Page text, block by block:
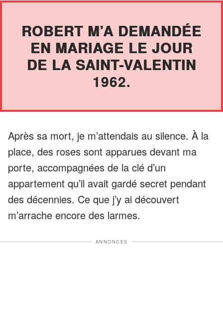
ROBERT M’A DEMANDÉE
EN MARIAGE LE JOUR
DE LA SAINT-VALENTIN
1962.
Après sa mort, je m’attendais au silence. À la
place, des roses sont apparues devant ma
porte, accompagnées de la clé d’un
appartement qu’il avait gardé secret pendant
des décennies. Ce que j’y ai découvert
m’arrache encore des larmes.
ANNONCES